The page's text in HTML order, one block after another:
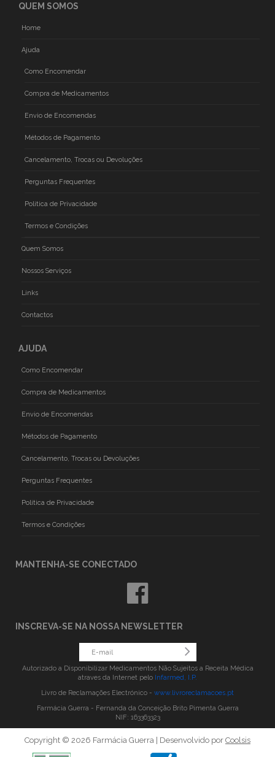
QUEM SOMOS
Home
Ajuda
Como Encomendar
Compra de Medicamentos
Envio de Encomendas
Métodos de Pagamento
Cancelamento, Trocas ou Devoluções
Perguntas Frequentes
Politica de Privacidade
Termos e Condições
Quem Somos
Nossos Serviços
Links
Contactos
AJUDA
Como Encomendar
Compra de Medicamentos
Envio de Encomendas
Métodos de Pagamento
Cancelamento, Trocas ou Devoluções
Perguntas Frequentes
Politica de Privacidade
Termos e Condições
MANTENHA-SE CONECTADO
INSCREVA-SE NA NOSSA NEWSLETTER
Autorizado a Disponibilizar Medicamentos Não Sujeitos a Receita Médica
atraves da Internet pelo Infarmed, I.P.
Livro de Reclamações Electrónico - www.livroreclamacoes.pt
Farmácia Guerra - Fernanda da Conceição Brito Pimenta Guerra
NIF: 163363323
Copyright © 2026 Farmácia Guerra | Desenvolvido por Coolsis